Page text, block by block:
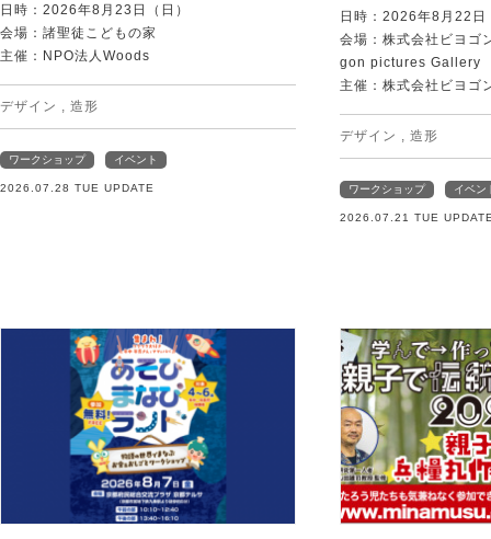
日時：2026年8月23日（日）
会場：諸聖徒こどもの家
主催：NPO法人Woods
デザイン 造形
ワークショップ イベント
2026.07.28 TUE UPDATE
日時：2026年8月22日
会場：株式会社ビヨ
gon pictures Gallery
主催：株式会社ビヨゴ
デザイン 造形
ワークショップ イベン
2026.07.21 TUE